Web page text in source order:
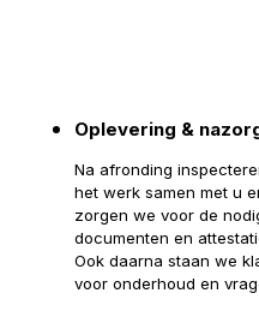
Oplevering &
Na afronding
het werk samen met u
zorgen we voor de
documenten en
Ook daarna staan we
voor onderhoud en